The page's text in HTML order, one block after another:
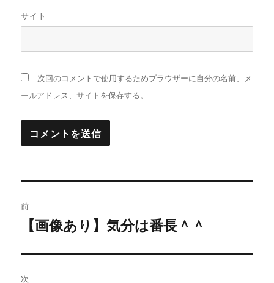
サイト
次回のコメントで使用するためブラウザーに自分の名前、メ
ールアドレス、サイトを保存する。
稿
ビ
前
の
投
【画像あり】気分は番長＾＾
次